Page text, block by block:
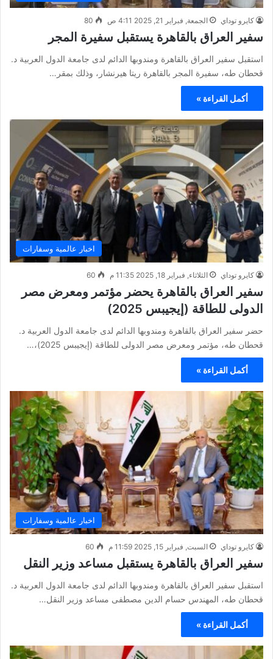
كايرو توداي الجمعة, فبراير 21, 2025 4:11 ص 80
سفير العراق بالقاهرة يستقبل سفيرة المجر
استقبل سفير العراق بالقاهرة ومندوبها الدائم لدى جامعة الدول العربية د.
قحطان طه، سفيرة المجر بالقاهرة ريتا هيرنشار، وذلك بمقر…
أكمل القراءة »
اخبار عالمية وسفارات
كايرو توداي الثلاثاء, فبراير 18, 2025 11:35 م 60
سفير العراق بالقاهرة يحضر مؤتمر ومعرض مصر
الدولى للطاقة (إيجيبس 2025)
حضر سفير العراق بالقاهرة ومندوبها الدائم لدى جامعة الدول العربية د.
قحطان طه، مؤتمر ومعرض مصر الدولى للطاقة (إيجيبس 2025)،…
أكمل القراءة »
اخبار عالمية وسفارات
كايرو توداي السبت, فبراير 15, 2025 11:59 م 60
سفير العراق بالقاهرة يستقبل مساعد وزير النقل
استقبل سفير العراق بالقاهرة ومندوبها الدائم لدى جامعة الدول العربية د.
قحطان طه، المهندس حسام الدين مصطفى مساعد وزير النقل…
أكمل القراءة »